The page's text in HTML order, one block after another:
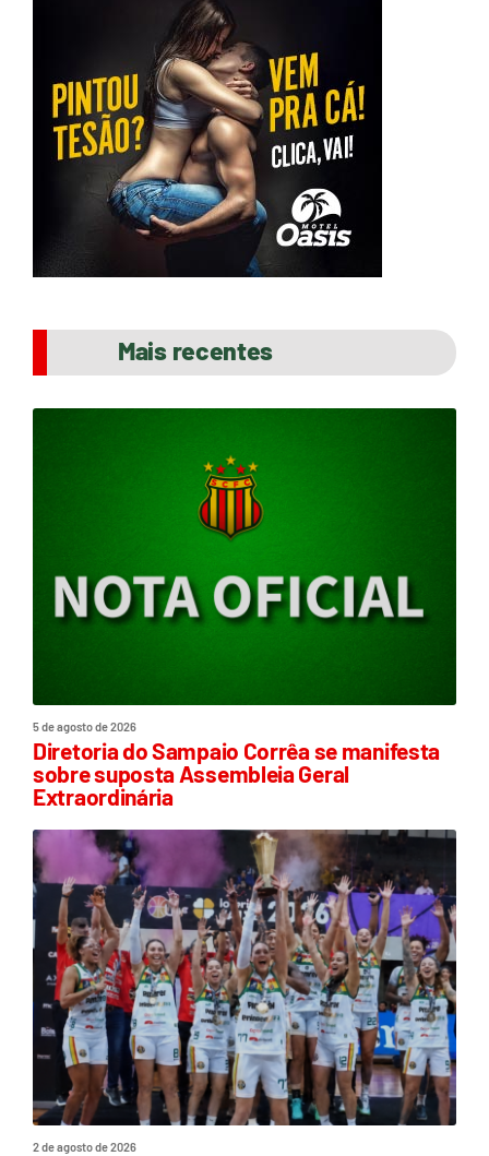
Mais recentes
5 de agosto de 2026
Diretoria do Sampaio Corrêa se manifesta
sobre suposta Assembleia Geral
Extraordinária
2 de agosto de 2026